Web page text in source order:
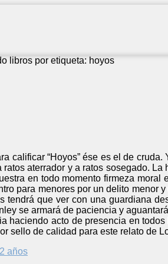
libros por etiqueta: hoyos
calificar “Hoyos” ése es el de
aterrador y a ratos sosegado.
en todo momento firmeza
para menores por un delito menor
tendrá que ver con una guardiana
se armará de paciencia y
haciendo acto de presencia en
sello de calidad para este relato de
años